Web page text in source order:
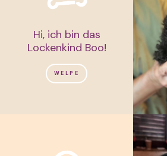
Hi, ich bin das
Lockenkind Boo!
WELPE